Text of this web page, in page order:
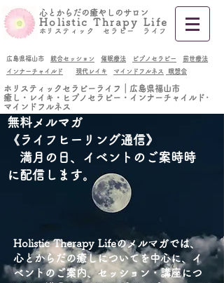
​心とからだの癒やしのサロン
Holistic Thrapy Life
​ ホリスティック セラピー ライフ
広島県福山市 統合セッション 催眠療法 ピプノセラピー
前世療法
インナーチャイルド
現代レイキ マインドフルネス 瞑想会
ホリスティックセラピーライフ｜広島県福山市
癒し・レイキ・ヒプノセラピー・インナーチャイルド･
マインドフルネス
無料メルマガ
《ライフヒーリング通信》
満月の日、イベントのご案時時
に配信します。
Holistic Therapy Lifeのメルマガでは、
心とからだの癒しについてを中心に、イ
ベントのご案内、セッション・講座につ